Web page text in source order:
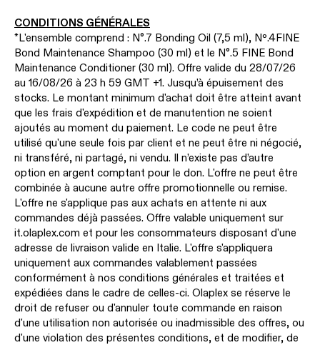
CONDITIONS GÉNÉRALES
*L'ensemble comprend : N°.7 Bonding Oil (7,5 ml), Nº.4FINE
Bond Maintenance Shampoo (30 ml) et le N°.5 FINE Bond
Maintenance Conditioner (30 ml). Offre valide du 28/07/26
au 16/08/26 à 23 h 59 GMT +1. Jusqu’à épuisement des
stocks. Le montant minimum d'achat doit être atteint avant
que les frais d'expédition et de manutention ne soient
ajoutés au moment du paiement. Le code ne peut être
utilisé qu'une seule fois par client et ne peut être ni négocié,
ni transféré, ni partagé, ni vendu. Il n’existe pas d’autre
option en argent comptant pour le don. L'offre ne peut être
combinée à aucune autre offre promotionnelle ou remise.
L'offre ne s'applique pas aux achats en attente ni aux
commandes déjà passées. Offre valable uniquement sur
it.olaplex.com et pour les consommateurs disposant d'une
adresse de livraison valide en Italie. L'offre s'appliquera
uniquement aux commandes valablement passées
conformément à nos conditions générales et traitées et
expédiées dans le cadre de celles-ci. Olaplex se réserve le
droit de refuser ou d'annuler toute commande en raison
d'une utilisation non autorisée ou inadmissible des offres, ou
d'une violation des présentes conditions, et de modifier, de